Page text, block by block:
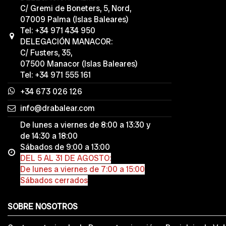
C/ Gremi de Boneters, 5, Nord,
07009 Palma (Islas Baleares)
Tel: +34 971 434 950
DELEGACIÓN MANACOR:
C/ Fusters, 35,
07500 Manacor (Islas Baleares)
Tel: +34 971 555 161
+34 673 026 126
info@drabalear.com
De lunes a viernes de 8:00 a 13:30 y
de 14:30 a 18:00
Sábados de 9:00 a 13:00
DEL 5 AL 31 DE AGOSTO:
De lunes a viernes de 7:00 a 15:00
Sábados cerrados
SOBRE NOSOTROS